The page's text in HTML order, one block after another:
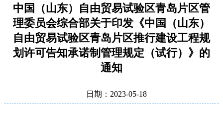
中国（山东）自由贸易试验区青岛片区管
理委员会综合部关于印发《中国（山东）
自由贸易试验区青岛片区推行建设工程规
划许可告知承诺制管理规定（试行）》的
通知
日期：2023-05-18